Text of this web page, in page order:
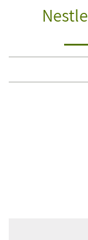
אבקה להכנת משקה Nestle